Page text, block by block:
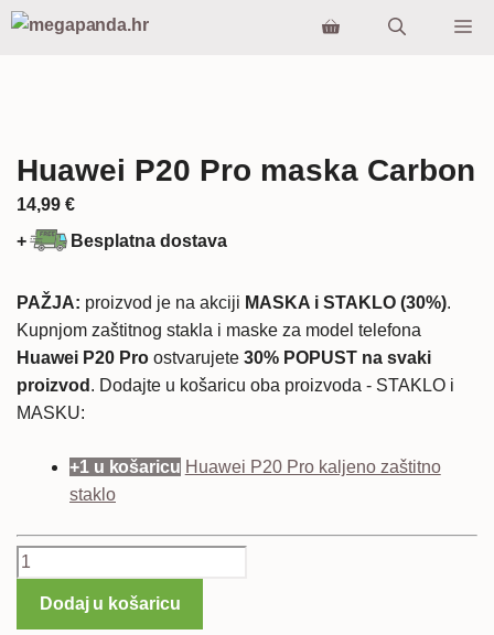
Preskoči
Huawei P20 Pro maska Carbon
14,99 €
+
Besplatna dostava
PAŽJA: proizvod je na akciji MASKA i STAKLO (30%).
Kupnjom zaštitnog stakla i maske za model telefona
Huawei P20 Pro ostvarujete 30% POPUST na svaki
proizvod . Dodajte u košaricu oba proizvoda - STAKLO i
MASKU:
+1 u košaricu Huawei P20 Pro kaljeno zaštitno
staklo
Huawei
Pro
Dodaj u košaricu